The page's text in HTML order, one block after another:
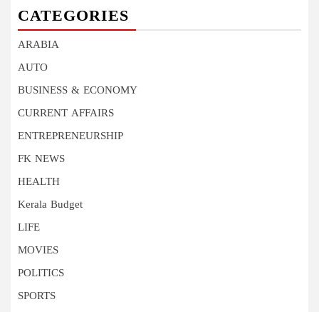
CATEGORIES
ARABIA
AUTO
BUSINESS & ECONOMY
CURRENT AFFAIRS
ENTREPRENEURSHIP
FK NEWS
HEALTH
Kerala Budget
LIFE
MOVIES
POLITICS
SPORTS